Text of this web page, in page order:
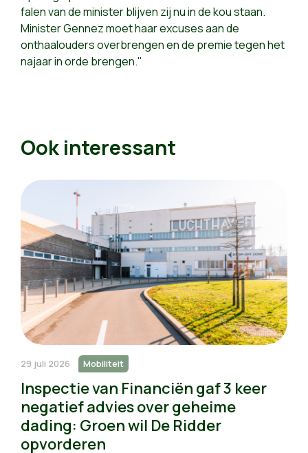
falen van de minister blijven zij nu in de kou staan.
Minister Gennez moet haar excuses aan de
onthaalouders overbrengen en de premie tegen het
najaar in orde brengen."
Ook interessant
29 juli 2026 Mobiliteit
Inspectie van Financiën gaf 3 keer
negatief advies over geheime
dading: Groen wil De Ridder
opvorderen